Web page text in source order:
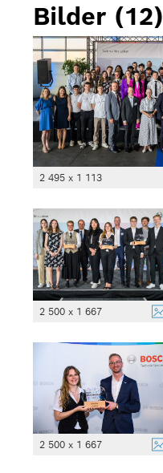
Bilder (12)
2 495 x 1 113
2 500 x 1 667
2 500 x 1 667